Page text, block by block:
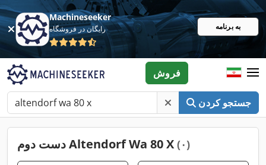
Machineseeker
رایگان در فروشگاه به برنامه
جستجو کردن
فروش
دست دوم Altendorf Wa 80 X (۰)